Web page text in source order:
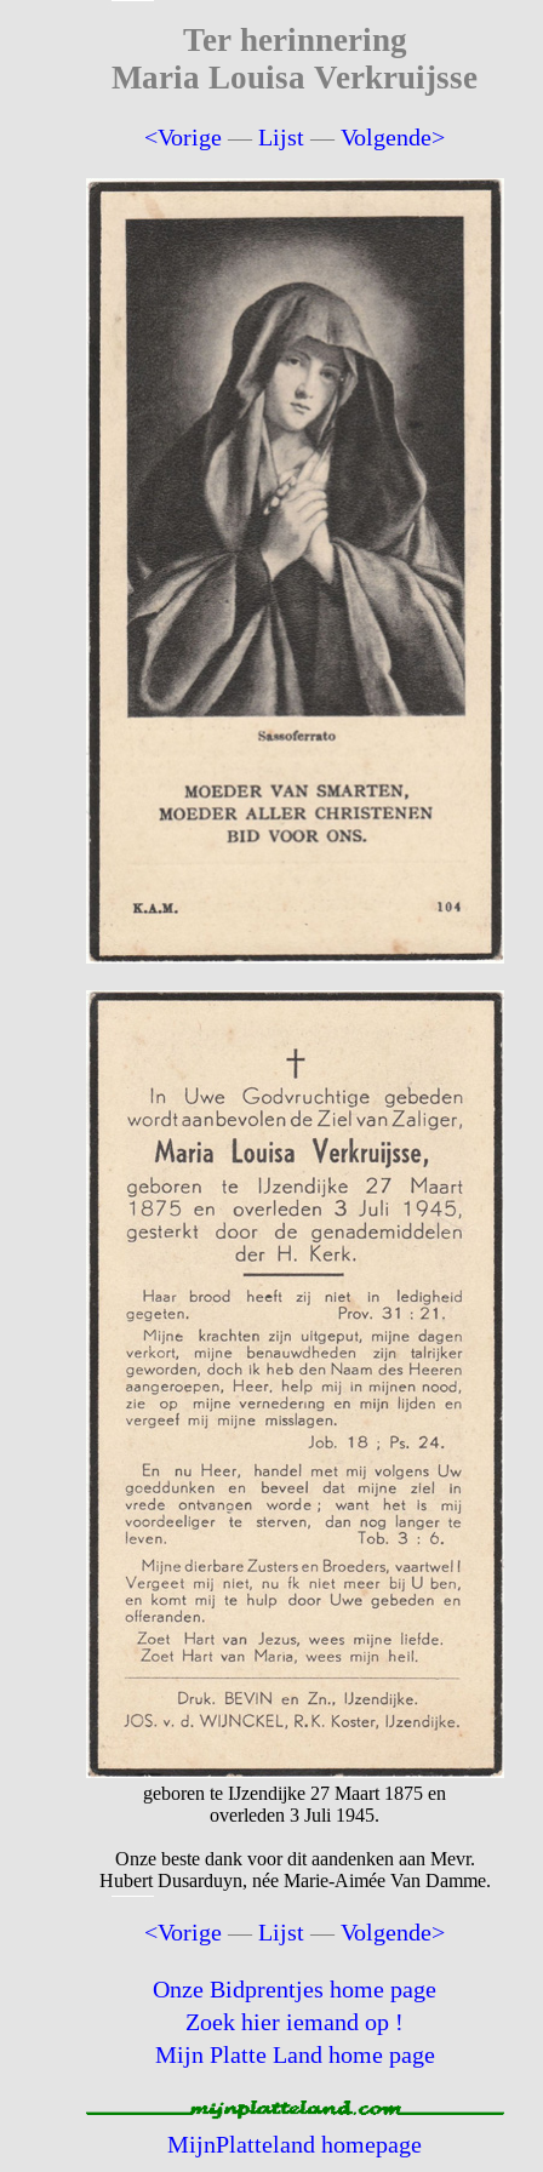
Ter herinnering
Maria Louisa Verkruijsse
<Vorige —Lijst —Volgende>
geboren te IJzendijke 27 Maart 1875 en
overleden 3 Juli 1945.
Onze beste dank voor dit aandenken aan Mevr.
Hubert Dusarduyn, née Marie-Aimée Van Damme.
<Vorige —Lijst —Volgende>
Onze Bidprentjes home page
Zoek hier iemand op !
Mijn Platte Land home page
MijnPlatteland homepage